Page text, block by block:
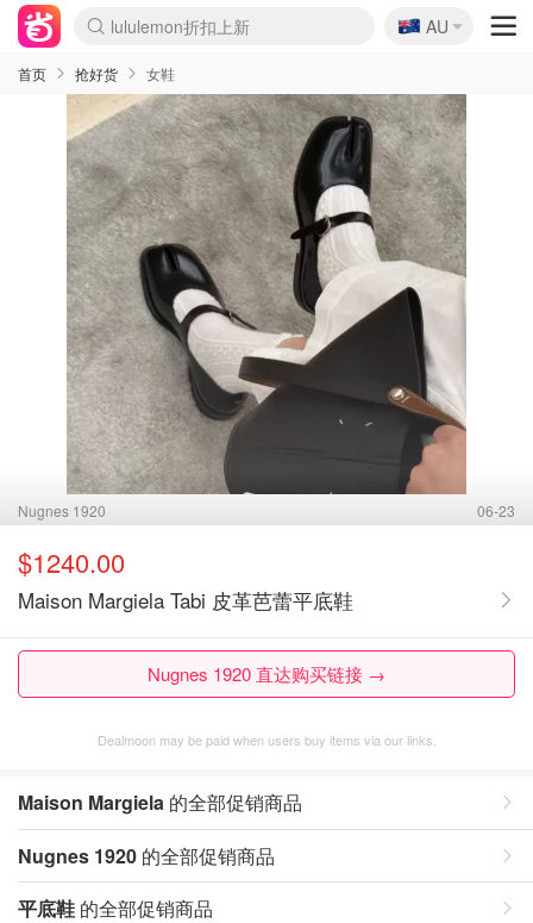
Sasa美妆护肤3.5折
SSENSE年中2.5折
FreshBeauty好价汇总
Cettire降价+叠9折
WWS Coles超市实拍
viagogo二手票捡漏
Myer超级周末
The Outnet奢牌1折起
David Jones 3折起
Flannels大牌1折
Perfumes Club护肤1折
AMIRO面罩$251
Amazon折扣汇总
eToro入金$200送$50
Amazon数码好物
ICONIC本周7.5折
ThedoubleF高奢地板价
Moose Knuckles 6折
丝芙兰5折起
EUFY摄像头$98
Selenichast首饰2折
Trip机票酒店促销
YSL送5件彩妆礼
Amazon家居好物
Amazon美妆护肤
雅漾大喷$8
过敏原检测盒$33
伊索独家赠50ml沐浴露
科颜氏高保湿面霜$29
SEALIFE海洋馆门票6折
丝塔芙大白罐$16
订阅Newsletter送香薰
Cult Beauty 6.8折
Harrods圣诞日历$525
LN-CC奢牌私促3折
d'Alba空姐喷雾$16
EVE LOM套装£56
Bernardelli独家4折
Adore Beauty 6折起
CT圣诞日历
Mytheresa奢品2.7折
Luxury Escapes 9折
Currentbody美容仪$881
MOON Garden Live
Roborock扫地机$649
Tingo Life水杯$24
Valentino官网5折
CR洗护套装$23
修丽可4件套$159
Myer彩妆2件7折
GANNI官网4.5折
Stylevana韩妆4折
Tessabit高奢8.5折
OGX洗发水$11
Amazon阿德莱德次日达
卡诗8.5折+赠礼
Philips Hue灯具8折
🇦🇺
AU
首页 抢好货 女鞋
Nugnes 1920 06-23
$1240.00
Maison Margiela Tabi 皮革芭蕾平底鞋
Nugnes 1920 直达购买链接 →
Dealmoon may be paid when users buy items via our links.
Maison Margiela 的全部促销商品
Nugnes 1920 的全部促销商品
平底鞋 的全部促销商品